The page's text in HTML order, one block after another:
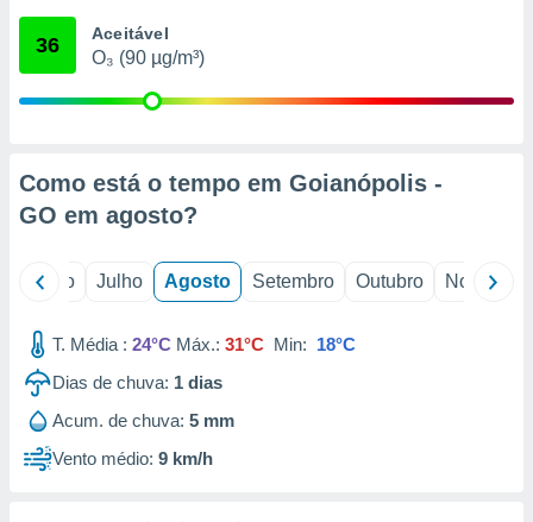
através
1199
36 Aceitável
O₃ (90 µg/m³)
Como está o tempo em Goianópolis -
GO em agosto?
Junho Julho Agosto Setembro Outubro Novembro
T. Média : 24°C Máx.: 31°C Min: 18°C
Dias de chuva: 1 dias
Acum. de chuva: 5 mm
Vento médio: 9 km/h